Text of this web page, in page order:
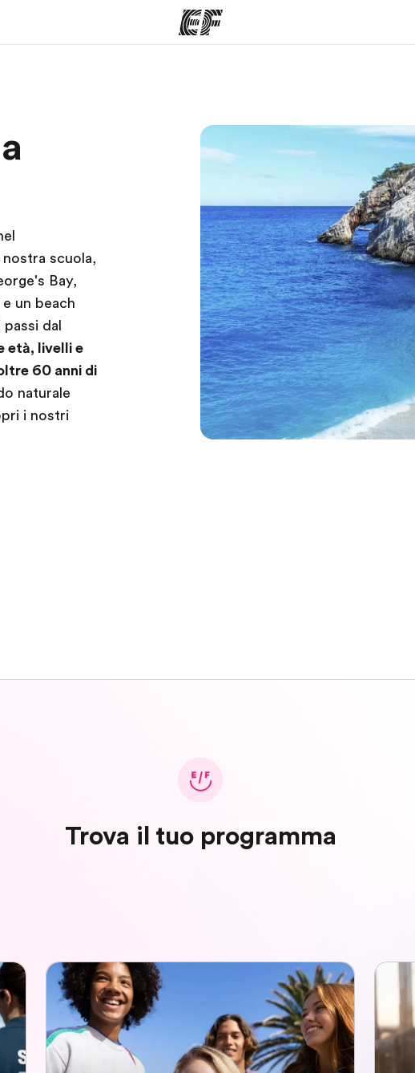
offerta La nostra
scuola,
Bay,
un beach
dal
età, livelli e
60 anni di
naturale
i nostri
Trova il tuo programma